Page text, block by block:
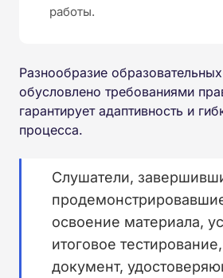
работы.
Разнообразие
обусловлено требованиями
гарантирует адаптивность и
процесса.
Слушатели,
освоение материала,
итоговое
документ,